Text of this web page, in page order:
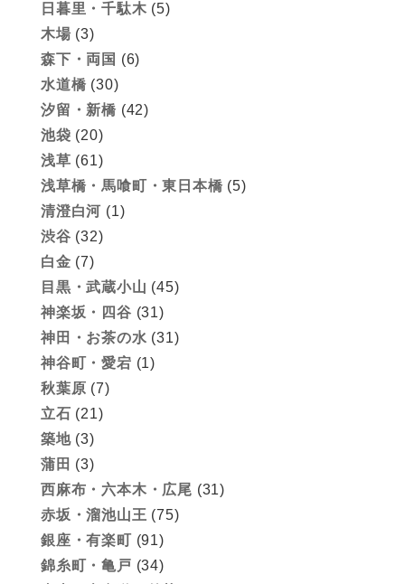
日暮里・千駄木 (5)
木場 (3)
森下・両国 (6)
水道橋 (30)
汐留・新橋 (42)
池袋 (20)
浅草 (61)
浅草橋・馬喰町・東日本橋 (5)
清澄白河 (1)
渋谷 (32)
白金 (7)
目黒・武蔵小山 (45)
神楽坂・四谷 (31)
神田・お茶の水 (31)
神谷町・愛宕 (1)
秋葉原 (7)
立石 (21)
築地(3)
蒲田 (3)
西麻布・六本木・広尾 (31)
赤坂・溜池山王 (75)
銀座・有楽町 (91)
錦糸町・亀戸 (34)